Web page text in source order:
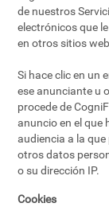
de nuestros
electrónicos que
en otros sitios
Si hace clic en un
ese anunciante u
procede de
anuncio en el que
audiencia a la
otros datos
o su dirección IP.
Cookies